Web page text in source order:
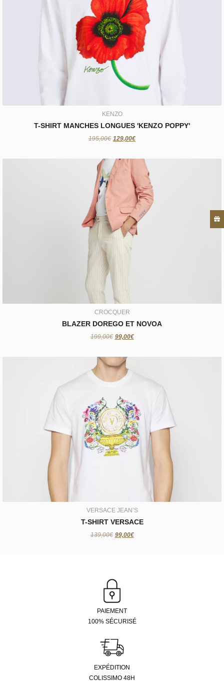
KENZO
T-SHIRT MANCHES LONGUES 'KENZO POPPY'
195,00€ 129,00€
KENZO
T-SHIRT MANCHES LONGUES 'KENZO POPPY'
129,00€
CROCQUER
BLAZER DOREGO ET NOVOA
199,00€ 99,00€
CROCQUER
BLAZER DOREGO ET NOVOA
99,00€
VERSACE JEAN’S
T-SHIRT VERSACE
139,00€ 99,00€
VERSACE JEAN’S
T-SHIRT VERSACE
99,00€
PAIEMENT
100% SÉCURISÉ
EXPÉDITION
COLISSIMO 48H